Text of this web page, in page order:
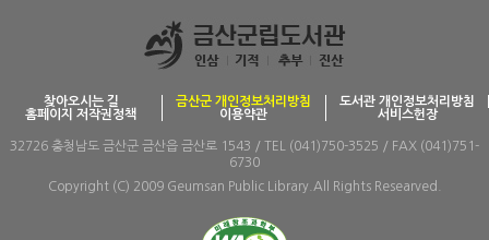
찾아오시는 길 금산군 개인정보처리방침
도서관 개인정보처리방침
홈페이지 저작권정책
이용약관 서비스헌장
32726 충청남도 금산군 금산읍 금산로 1543 / TEL (041)750-3525 / FAX (041)751-
6730
Copyright (C) 2009 Geumsan Public Library.All Rights Researved.